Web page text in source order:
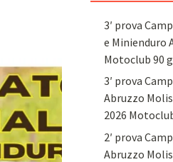
3′ prova
e Minienduro
Motoclub 90
3′ prova
Abruzzo
2026
2′ prova
Abruzzo